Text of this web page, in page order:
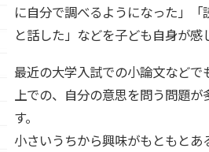
に自分で調べるようになった」
と話した」などを子ども自身が感
最近の大学入試での小論文などで
上での、自分の意思を問う問題
す。
小さいうちから興味がもともとあ